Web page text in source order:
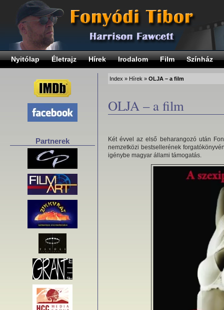
Nyitólap Életrajz Hírek Irodalom Film Színház
Partnerek
Index » Hírek » OLJA – a film
OLJA – a film
Két évvel az első beharangozó után
nemzetközi bestsellerének
igénybe magyar állami támogatás.